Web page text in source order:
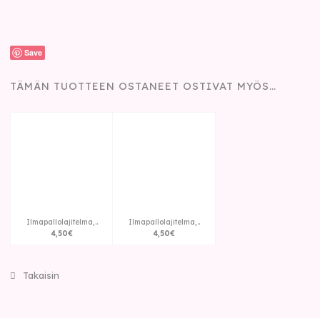
Save
TÄMÄN TUOTTEEN OSTANEET OSTIVAT MYÖS…
Ilmapallolajitelma,..
4,50€
Ilmapallolajitelma,..
4,50€
Takaisin